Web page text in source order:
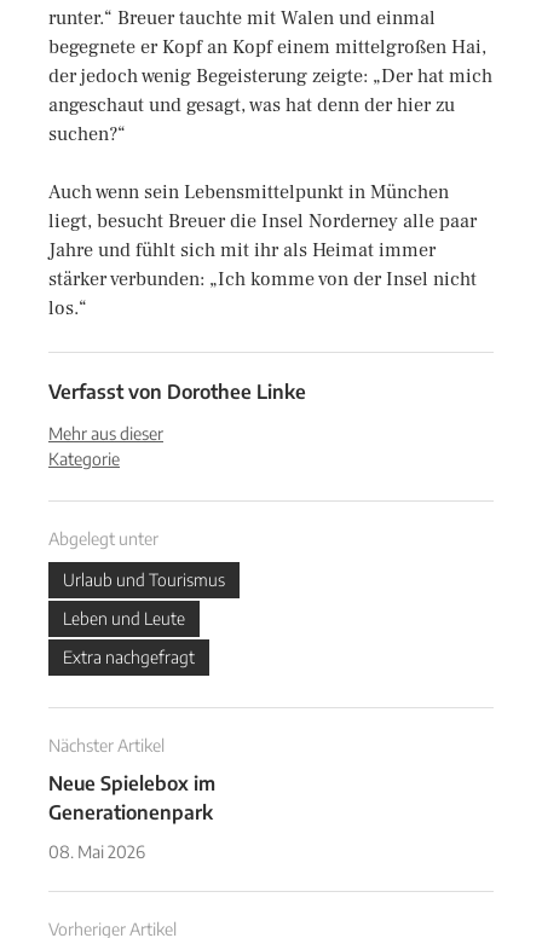
runter.“ Breuer tauchte mit Walen und einmal
begegnete er Kopf an Kopf einem mittelgroßen Hai,
der jedoch wenig Begeisterung zeigte: „Der hat mich
angeschaut und gesagt, was hat denn der hier zu
suchen?“
Auch wenn sein Lebensmittelpunkt in München
liegt, besucht Breuer die Insel Norderney alle paar
Jahre und fühlt sich mit ihr als Heimat immer
stärker verbunden: „Ich komme von der Insel nicht
los.“
Verfasst von Dorothee Linke
Mehr aus dieser
Kategorie
Abgelegt unter
Urlaub und Tourismus
Leben und Leute
Extra nachgefragt
Nächster Artikel
Neue Spielebox im
Generationenpark
08. Mai 2026
Vorheriger Artikel